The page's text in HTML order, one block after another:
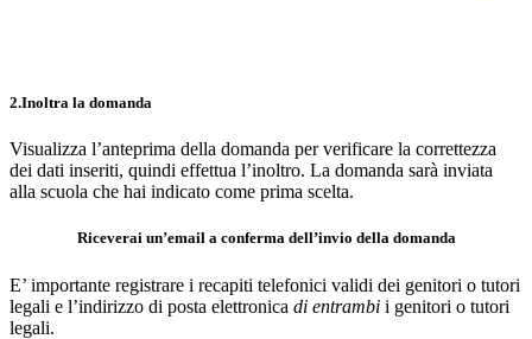
2.Inoltra la domanda
Visualizza l’anteprima della domanda per verificare la correttezza
dei dati inseriti, quindi effettua l’inoltro. La domanda sarà inviata
alla scuola che hai indicato come prima scelta.
Riceverai un’email a conferma dell’invio della domanda
E’ importante registrare i recapiti telefonici validi dei genitori o tutori
legali e l’indirizzo di posta elettronica di entrambi i genitori o tutori
legali.